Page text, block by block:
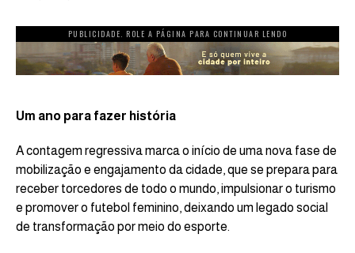
PUBLICIDADE. ROLE A PÁGINA PARA CONTINUAR LENDO
Um ano para fazer história
A contagem regressiva marca o início de uma nova fase de
mobilização e engajamento da cidade, que se prepara para
receber torcedores de todo o mundo, impulsionar o turismo
e promover o futebol feminino, deixando um legado social
de transformação por meio do esporte.